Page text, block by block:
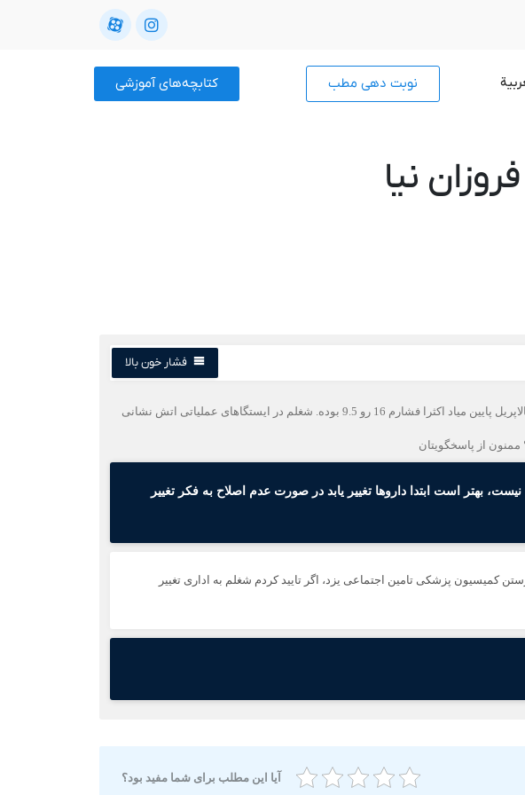
نوبت دهی مطب کتابچه‌های آموزشی
نیا
فشار خون بالا
سلام وخسته نباشید. یسوال داشتم. بنده فشار خون بالا دارم و فشارم با متورال و لوزاتن پایین نمیومد با پروپرانول و انالاپریل پایین میاد اکثرا فشارم 16 رو 9.5 بوده. شغلم در ایستگاهای عملیاتی اتش نشانی
از پاسخگویتان
بهتر است ابتدا داروها تغییر یابد در صورت عدم اصلاح به فکر تغییر
کمیسیون پزشکی تامین اجتماعی یزد، اگر تایید کردم شغلم به اداری تغییر
آیا این مطلب برای شما مفید بود؟